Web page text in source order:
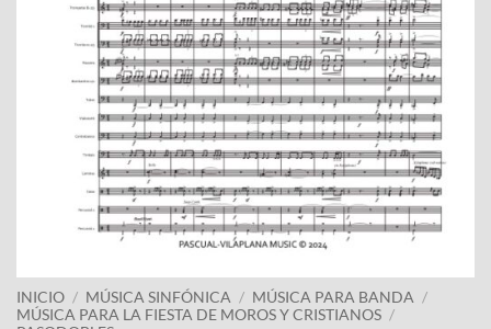
INICIO / MÚSICA SINFÓNICA / MÚSICA PARA BANDA /
MÚSICA PARA LA FIESTA DE MOROS Y CRISTIANOS /